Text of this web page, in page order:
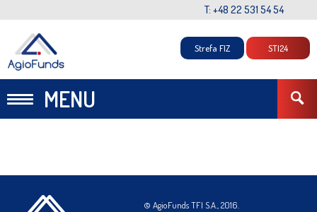
T: +48 22 531 54 54
MENU
Strefa FIZ STI24
© AgioFunds TFI S.A., 2016.